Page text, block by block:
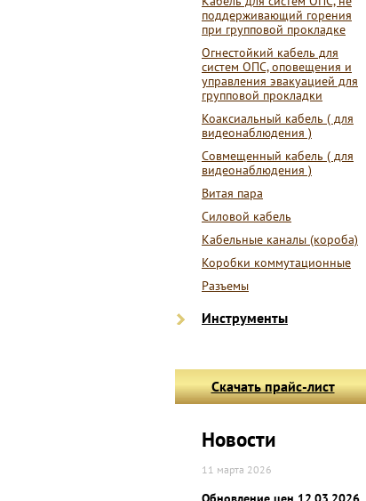
поддерживающий горения
при групповой прокладке
Огнестойкий кабель для
систем ОПС, оповещения и
управления эвакуацией для
групповой прокладки
Коаксиальный кабель ( для
видеонаблюдения )
Совмещенный кабель ( для
видеонаблюдения )
Витая пара
Силовой кабель
Кабельные каналы (короба)
Коробки коммутационные
Разъемы
Инструменты
Скачать прайс-лист
Новости
11 марта 2026